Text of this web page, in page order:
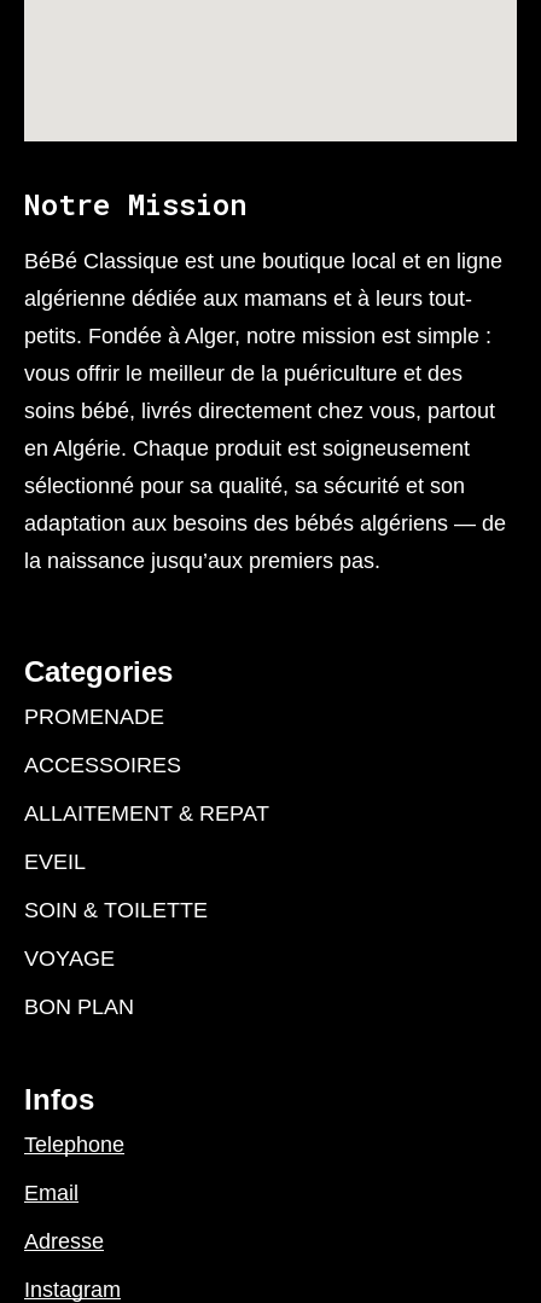
Notre Mission
BéBé Classique est une boutique local et en ligne
algérienne dédiée aux mamans et à leurs tout-
petits. Fondée à Alger, notre mission est simple :
vous offrir le meilleur de la puériculture et des
soins bébé, livrés directement chez vous, partout
en Algérie. Chaque produit est soigneusement
sélectionné pour sa qualité, sa sécurité et son
adaptation aux besoins des bébés algériens — de
la naissance jusqu’aux premiers pas.
Categories
PROMENADE
ACCESSOIRES
ALLAITEMENT & REPAT
EVEIL
SOIN & TOILETTE
VOYAGE
BON PLAN
Infos
Telephone
Email
Adresse
Instagram